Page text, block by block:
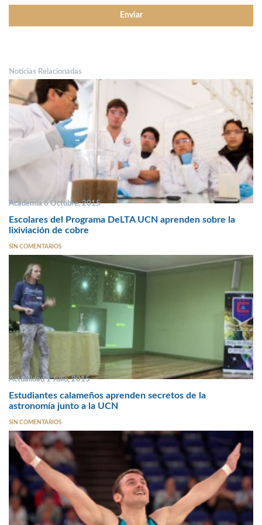
Noticias Relacionadas
Academia 6 Octubre, 2015
Escolares del Programa DeLTA UCN aprenden sobre la
lixiviación de cobre
SIN COMENTARIOS
Actualidad 1 Julio, 2015
Estudiantes calameños aprenden secretos de la
astronomía junto a la UCN
SIN COMENTARIOS